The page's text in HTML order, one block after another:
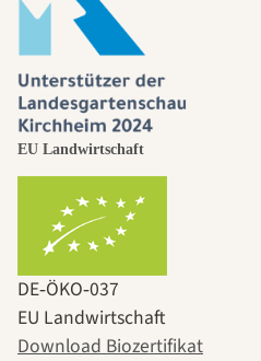
EU Landwirtschaft
DE‑ÖKO‑037
EU Landwirtschaft
Download Biozertifikat